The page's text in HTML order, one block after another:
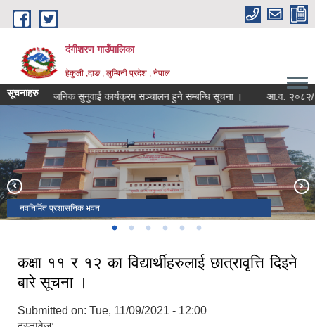
Skip to main content
दंगीशरण गाउँपालिका
हेकुली ,दाङ , लुम्बिनी प्रदेश , नेपाल
सूचनाहरु
सार्वजनिक सुनुवाई कार्यक्रम सञ्चालन हुने सम्बन्धि सूचना । आ.व. २०८२/८३ को
नवनिर्मित प्रशासनिक भवन
वडा नं १ र ४ जोड्ने बबई नदी पुल
विरेन्द्र मावि हेकुली परिसर , पृष्ठभूमीमा ऐतिहासिक राजाकोट
स्वास्थ्य चौकी हेकुली
वडा नं.१ को भञ्जयाङबाट देखिएको दृष्य
सम्माननीय राष्ट्रपतिबाट सम्मानित उत्कष्ट सूचना अधिकारी टेक बहादुर खत्री
कक्षा ११ र १२ का विद्यार्थीहरुलाई छात्रावृत्ति दिइने
बारे सूचना ।
Submitted on: Tue, 11/09/2021 - 12:00